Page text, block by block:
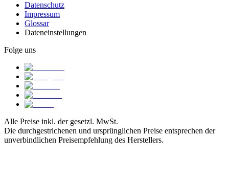
Datenschutz
Impressum
Glossar
Dateneinstellungen
Folge uns
Alle Preise inkl. der gesetzl. MwSt.
Die durchgestrichenen und ursprünglichen Preise entsprechen der
unverbindlichen Preisempfehlung des Herstellers.